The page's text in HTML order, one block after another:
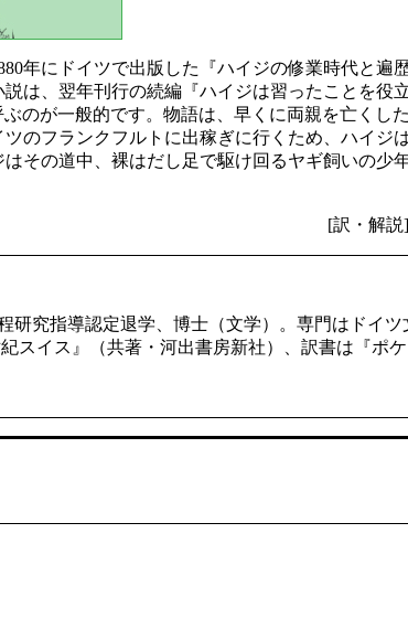
年にドイツで出版した『ハイジの修業時代と遍歴
、翌年刊行の続編『ハイジは習ったことを役立
のが一般的です。物語は、早くに両親を亡くし
のフランクフルトに出稼ぎに行くため、ハイジ
その道中、裸はだし足で駆け回るヤギ飼いの少
[訳・解
究指導認定退学、博士（文学）。専門はドイ
イス』（共著・河出書房新社）、訳書は『ポケ